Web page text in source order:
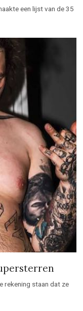
een lijst van de 35
rekening staan dat ze